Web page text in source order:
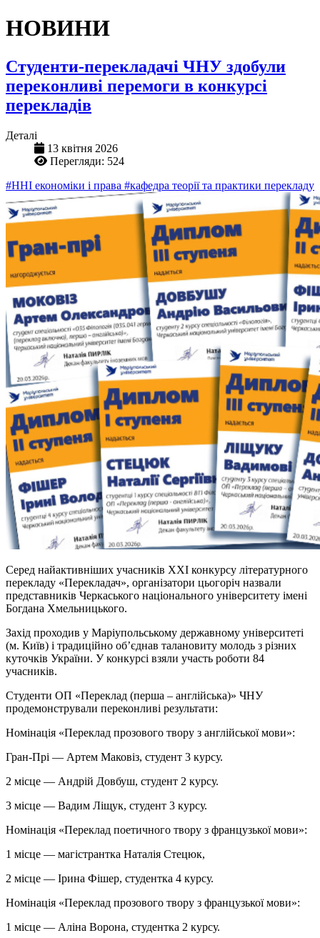
НОВИНИ
Студенти-перекладачі ЧНУ здобули
переконливі перемоги в конкурсі
перекладів
Деталі
13 квітня 2026
Перегляди: 524
#ННІ економіки і права #кафедра теорії та практики перекладу
Серед найактивніших учасників XXI конкурсу літературного
перекладу «Перекладач», організатори цьогоріч назвали
представників Черкаського національного університету імені
Богдана Хмельницького.
Захід проходив у Маріупольському державному університеті
(м. Київ) і традиційно об’єднав талановиту молодь з різних
куточків України. У конкурсі взяли участь роботи 84
учасників.
Студенти ОП «Переклад (перша – англійська)» ЧНУ
продемонстрували переконливі результати:
Номінація «Переклад прозового твору з англійської мови»:
Гран-Прі — Артем Маковіз, студент 3 курсу.
2 місце — Андрій Довбуш, студент 2 курсу.
3 місце — Вадим Ліщук, студент 3 курсу.
Номінація «Переклад поетичного твору з французької мови»:
1 місце — магістрантка Наталія Стецюк,
2 місце — Ірина Фішер, студентка 4 курсу.
Номінація «Переклад прозового твору з французької мови»:
1 місце — Аліна Ворона, студентка 2 курсу.